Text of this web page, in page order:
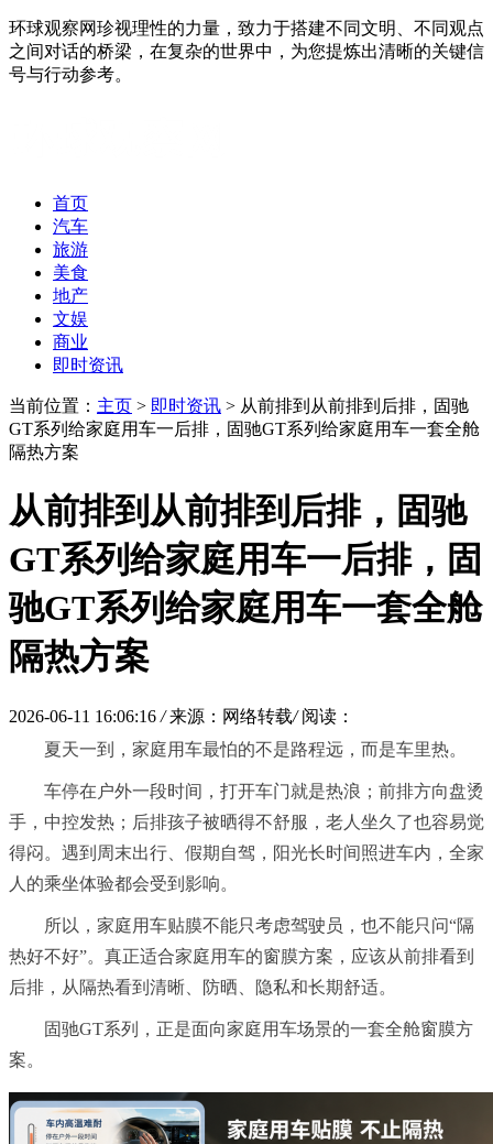
环球观察网珍视理性的力量，致力于搭建不同文明、不同观点
之间对话的桥梁，在复杂的世界中，为您提炼出清晰的关键信
号与行动参考。
首页
汽车
旅游
美食
地产
文娱
商业
即时资讯
当前位置： 主页 > 即时资讯 > 从前排到从前排到后排，固驰
GT系列给家庭用车一后排，固驰GT系列给家庭用车一套全舱
隔热方案
从前排到从前排到后排，固驰
GT系列给家庭用车一后排，固
驰GT系列给家庭用车一套全舱
隔热方案
2026-06-11 16:06:16 / 来源：网络转载/ 阅读：
夏天一到，家庭用车最怕的不是路程远，而是车里热。
车停在户外一段时间，打开车门就是热浪；前排方向盘烫
手，中控发热；后排孩子被晒得不舒服，老人坐久了也容易觉
得闷。遇到周末出行、假期自驾，阳光长时间照进车内，全家
人的乘坐体验都会受到影响。
所以，家庭用车贴膜不能只考虑驾驶员，也不能只问“隔
热好不好”。真正适合家庭用车的窗膜方案，应该从前排看到
后排，从隔热看到清晰、防晒、隐私和长期舒适。
固驰GT系列，正是面向家庭用车场景的一套全舱窗膜方
案。